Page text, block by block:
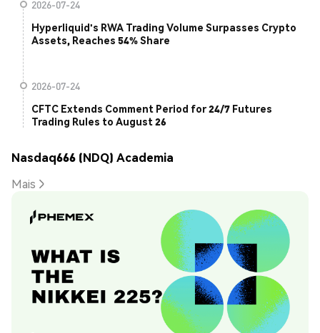
2026-07-24
Hyperliquid's RWA Trading Volume Surpasses Crypto
Assets, Reaches 54% Share
2026-07-24
CFTC Extends Comment Period for 24/7 Futures
Trading Rules to August 26
Nasdaq666 (NDQ) Academia
Mais